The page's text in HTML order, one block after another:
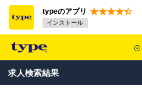
typeのアプリ
インストール
求人検索結果